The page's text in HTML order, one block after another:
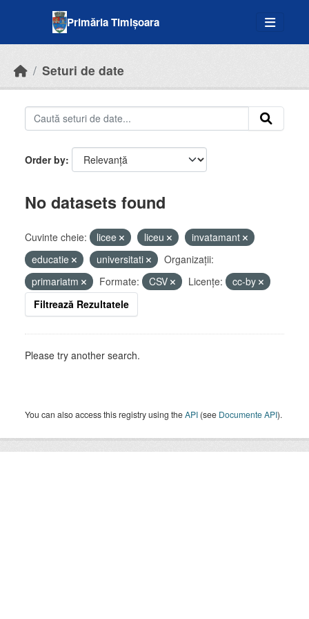
Primăria Timișoara
Seturi de date
Order by
No datasets found
Cuvinte cheie: licee liceu
invatamant
educatie
universitati
Organizații:
primariatm
Formate: CSV Licenţe:
cc-by
Filtrează Rezultatele
Please try another search.
You can also access this registry using theAPI (see Documente API).